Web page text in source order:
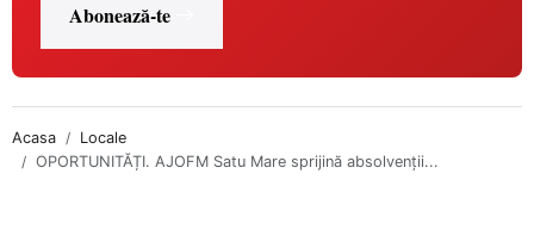
Abonează-te
Acasa
Locale
OPORTUNITĂȚI. AJOFM Satu Mare sprijină absolvenții...